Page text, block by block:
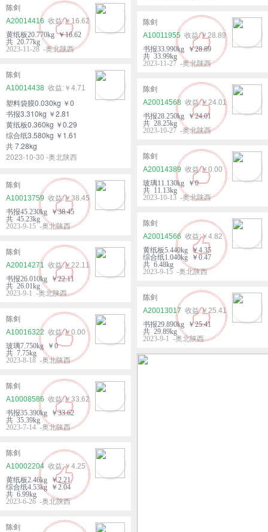
陈剑
A20014416
￥16.62
黄纸板20.770kg ￥16.62
共 20.77kg
2023-11-28 -奥北陕西
陈剑
A10011955
￥28.89
书报33.990kg ￥28.89
共 33.99kg
2023-11-27 -奥北陕西
陈剑
A10014438
￥4.71
塑料袋膜0.030kg ￥0
书报3.310kg ￥2.81
黄纸板0.360kg ￥0.29
综合纸3.580kg ￥1.61
共 7.28kg
2023-10-30 -奥北陕西
陈剑
A20014568
￥24.01
书报28.250kg ￥24.01
共 28.25kg
2023-10-27 -奥北陕西
陈剑
A20014389
￥0.00
玻璃11.130kg ￥0
共 11.13kg
2023-10-13 -奥北陕西
陈剑
A10013759
￥38.45
书报45.230kg ￥38.45
共 45.23kg
2023-9-15 -奥北陕西
陈剑
A20014566
￥4.82
黄纸板5.440kg ￥4.35
综合纸1.040kg ￥0.47
共 6.48kg
2023-9-15 -奥北陕西
陈剑
A20014271
￥22.11
书报26.010kg ￥22.11
共 26.01kg
2023-9-1 -奥北陕西
陈剑
A20013017
￥25.41
书报29.890kg ￥25.41
共 29.89kg
2023-9-1 -奥北陕西
陈剑
A10016322
￥0.00
玻璃7.750kg ￥0
共 7.75kg
2023-8-18 -奥北陕西
陈剑
A10008586
￥33.62
书报35.390kg ￥33.62
共 35.39kg
2023-7-14 -奥北陕西
陈剑
A10002204
￥4.25
黄纸板2.46kg ￥2.21
综合纸4.53kg ￥2.04
共 6.99kg
2023-6-26 -奥北陕西
陈剑